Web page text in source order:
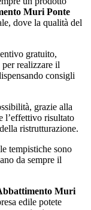
Muri Ponte
dove la qualità del
gratuito,
realizzare il
consigli
grazie alla
l’effettivo risultato
ristrutturazione.
tempistiche sono
da sempre il
Muri
edile potete